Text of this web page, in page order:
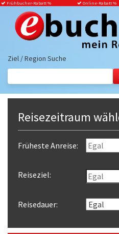
Frühbucher-Rabatt% Online-Rabatt %
Ziel / Region Suche
Reisezeitraum
Früheste Anreise:
Reiseziel:
Reisedauer: